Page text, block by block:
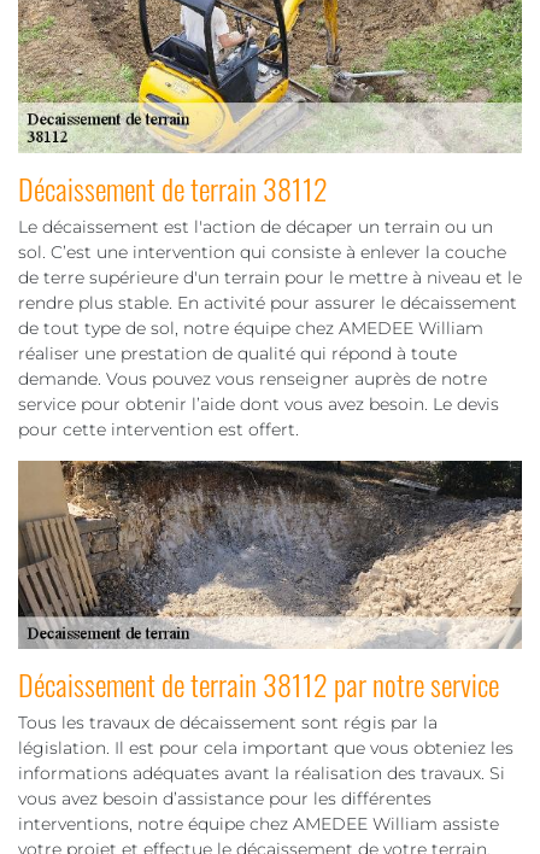
Décaissement de terrain 38112
Le décaissement est l'action de décaper un terrain ou un
sol. C’est une intervention qui consiste à enlever la couche
de terre supérieure d'un terrain pour le mettre à niveau et le
rendre plus stable. En activité pour assurer le décaissement
de tout type de sol, notre équipe chez AMEDEE William
réaliser une prestation de qualité qui répond à toute
demande. Vous pouvez vous renseigner auprès de notre
service pour obtenir l’aide dont vous avez besoin. Le devis
pour cette intervention est offert.
Décaissement de terrain 38112 par notre service
Tous les travaux de décaissement sont régis par la
législation. Il est pour cela important que vous obteniez les
informations adéquates avant la réalisation des travaux. Si
vous avez besoin d’assistance pour les différentes
interventions, notre équipe chez AMEDEE William assiste
votre projet et effectue le décaissement de votre terrain.